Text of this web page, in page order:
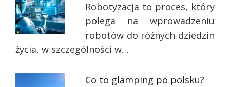
Robotyzacja to proces, który
polega na wprowadzeniu
robotów do różnych dziedzin
życia, w szczególności w…
Co to glamping po polsku?